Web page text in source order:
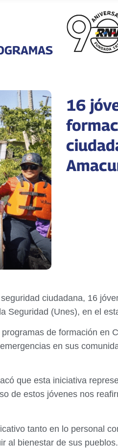
16
ciudadana, 16
Seguridad (Unes), en el
de formación en
en sus
que esta iniciativa
de estos jóvenes nos
tanto en lo personal
al bienestar de sus pueblos.